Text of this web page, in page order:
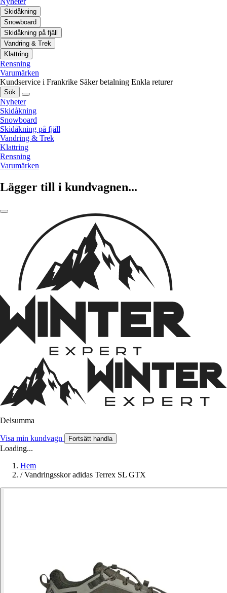
Skidåkning
Snowboard
Skidåkning på fjäll
Vandring & Trek
Klattring
Rensning
Varumärken
Kundservice i Frankrike Säker betalning Enkla returer
Sök
Nyheter
Skidåkning
Snowboard
Skidåkning på fjäll
Vandring & Trek
Klattring
Rensning
Varumärken
Lägger till i kundvagnen...
Delsumma
Visa min kundvagn Fortsätt handla
Loading...
Hem
/ Vandringsskor adidas Terrex SL GTX